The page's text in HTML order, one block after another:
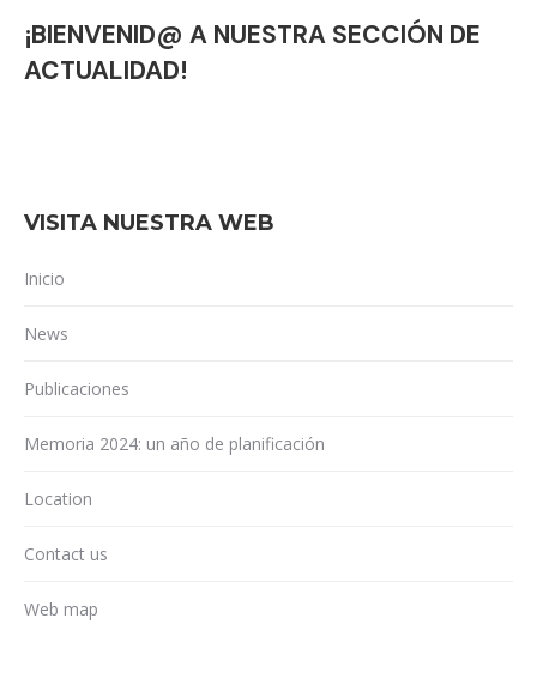
¡BIENVENID@ A NUESTRA SECCIÓN DE
ACTUALIDAD!
VISITA NUESTRA WEB
Inicio
News
Publicaciones
Memoria 2024: un año de planificación
Location
Contact us
Web map